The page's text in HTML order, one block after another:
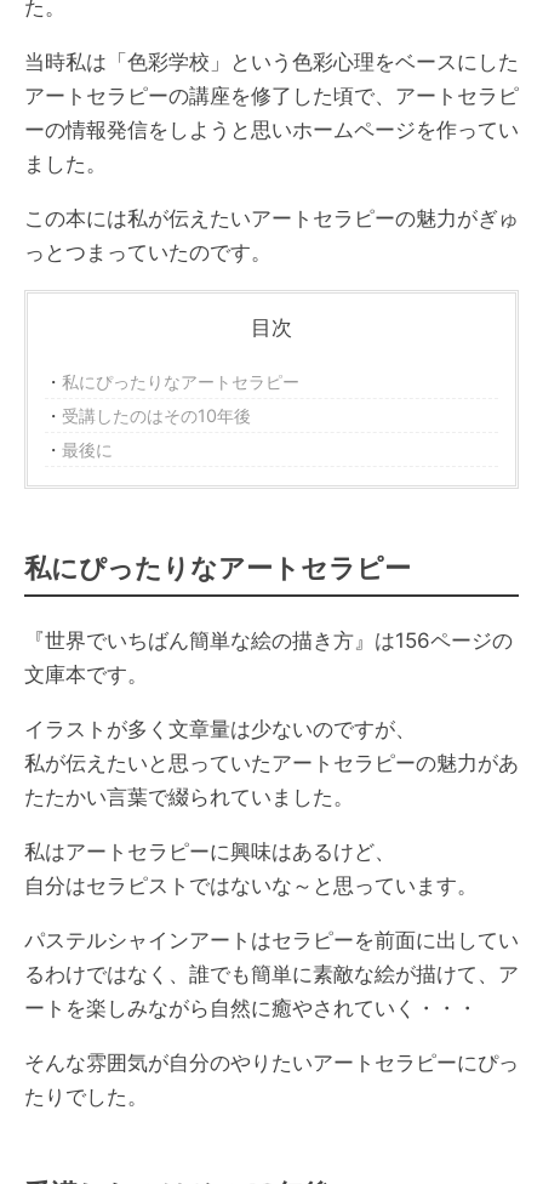
た。
当時私は「色彩学校」という色彩心理をベースにした
アートセラピーの講座を修了した頃で、アートセラピ
ーの情報発信をしようと思いホームページを作ってい
ました。
この本には私が伝えたいアートセラピーの魅力がぎゅ
っとつまっていたのです。
目次
私にぴったりなアートセラピー
受講したのはその10年後
最後に
私にぴったりなアートセラピー
『世界でいちばん簡単な絵の描き方』は156ページの
文庫本です。
イラストが多く文章量は少ないのですが、
私が伝えたいと思っていたアートセラピーの魅力があ
たたかい言葉で綴られていました。
私はアートセラピーに興味はあるけど、
自分はセラピストではないな～と思っています。
パステルシャインアートはセラピーを前面に出してい
るわけではなく、誰でも簡単に素敵な絵が描けて、ア
ートを楽しみながら自然に癒やされていく・・・
そんな雰囲気が自分のやりたいアートセラピーにぴっ
たりでした。